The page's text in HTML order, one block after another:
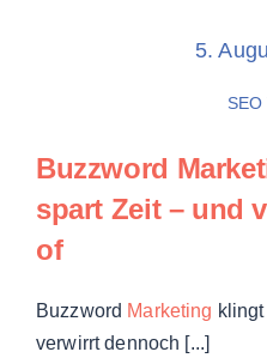
5.
Buzzword
spart Zeit – und
of
Buzzword Marketing
verwirrt dennoch [...]